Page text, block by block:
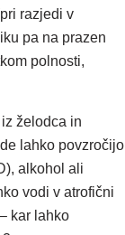
razjedi v
pa na prazen
polnosti,
želodca in
lahko povzročijo
alkohol ali
vodi v atrofični
kar lahko